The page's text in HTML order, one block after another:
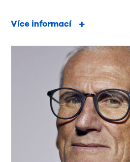
Více informací